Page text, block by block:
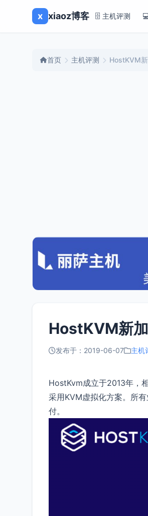
x xiaoz博客 🗄️ 主机评测
首页 主机评测 HostKVM
HostKVM新
发布于：2019-06-07 主机
HostKvm成立于2013年，
采用KVM虚拟化方案。所
付。